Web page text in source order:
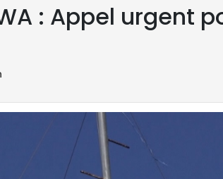
: Appel urgent